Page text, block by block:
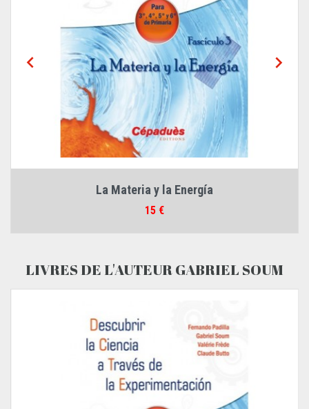

La Materia y la Energía
Prix
15 €

LIVRES DE L'AUTEUR GABRIEL SOUM